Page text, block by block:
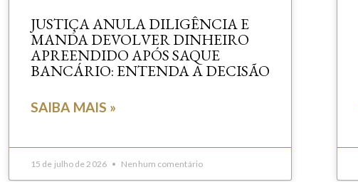
JUSTIÇA ANULA DILIGÊNCIA E
MANDA DEVOLVER DINHEIRO
APREENDIDO APÓS SAQUE
BANCÁRIO: ENTENDA A DECISÃO
SAIBA MAIS »
15 de julho de 2026 Nenhum comentário